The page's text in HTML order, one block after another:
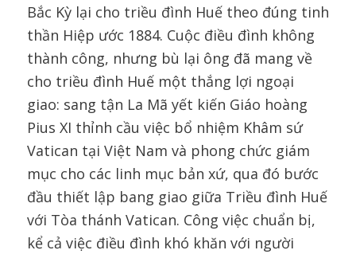
Bắc Kỳ lại cho triều đình Huế theo đúng tinh
thần Hiệp ước 1884. Cuộc điều đình không
thành công, nhưng bù lại ông đã mang về
cho triều đình Huế một thắng lợi ngoại
giao: sang tận La Mã yết kiến Giáo hoàng
Pius XI thỉnh cầu việc bổ nhiệm Khâm sứ
Vatican tại Việt Nam và phong chức giám
mục cho các linh mục bản xứ, qua đó bước
đầu thiết lập bang giao giữa Triều đình Huế
với Tòa thánh Vatican. Công việc chuẩn bị,
kể cả việc điều đình khó khăn với người